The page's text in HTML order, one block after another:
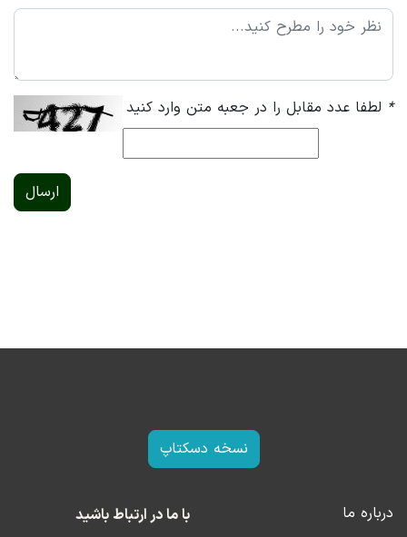
* لطفا عدد مقابل را در جعبه متن وارد کنید
ارسال
نسخه دسکتاپ
درباره ما
با ما در ارتباط باشید